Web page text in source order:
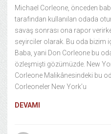
Michael Corleone, önceden
tarafından kullanılan odada
savaş sonrası ona rapor
seyirciler olarak. Bu oda bizim
Baba, yani Don Corleone bu
özleşmişti gözümüzde. New
Corleone Malikânesindeki bu
Corleoneler New York’u
DEVAMI